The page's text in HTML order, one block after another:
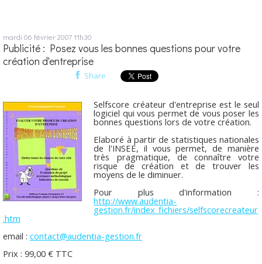
mardi 06 février 200711h30
Publicité : Posez vous les bonnes questions pour votre
création d'entreprise
Share
Selfscore créateur d'entreprise est le seul
logiciel qui vous permet de vous poser les
bonnes questions lors de votre création.
Elaboré à partir de statistiques nationales
de l'INSEE, il vous permet, de manière
très pragmatique, de connaître votre
risque de création et de trouver les
moyens de le diminuer.
Pour plus d'information :
http://www.audentia-
gestion.fr/index_fichiers/selfscorecreateur
.htm
email : contact@audentia-gestion.fr
Prix : 99,00 € TTC